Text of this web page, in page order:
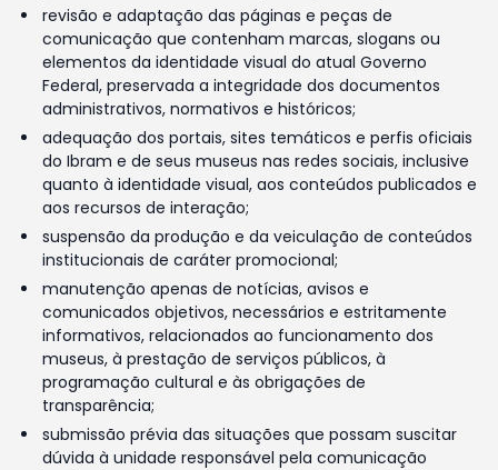
revisão e adaptação das páginas e peças de
comunicação que contenham marcas, slogans ou
elementos da identidade visual do atual Governo
Federal, preservada a integridade dos documentos
administrativos, normativos e históricos;
adequação dos portais, sites temáticos e perfis oficiais
do Ibram e de seus museus nas redes sociais, inclusive
quanto à identidade visual, aos conteúdos publicados e
aos recursos de interação;
suspensão da produção e da veiculação de conteúdos
institucionais de caráter promocional;
manutenção apenas de notícias, avisos e
comunicados objetivos, necessários e estritamente
informativos, relacionados ao funcionamento dos
museus, à prestação de serviços públicos, à
programação cultural e às obrigações de
transparência;
submissão prévia das situações que possam suscitar
dúvida à unidade responsável pela comunicação